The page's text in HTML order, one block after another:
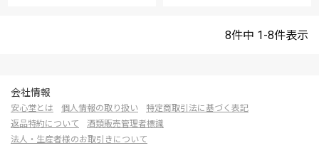
8件中 1-8件表示
会社情報
安心堂とは 個人情報の取り扱い
特定商取引法に基づく表記
返品特約について
酒類販売管理者標識
法人・生産者様のお取引きについて